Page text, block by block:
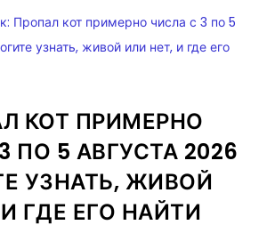
КОТ ПРИМЕРНО
ПО 5 АВГУСТА 2026
УЗНАТЬ, ЖИВОЙ
ГДЕ ЕГО НАЙТИ